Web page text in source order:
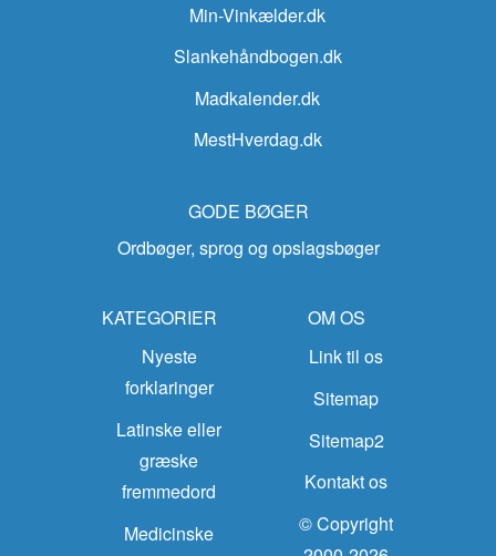
Min-Vinkælder.dk
Slankehåndbogen.dk
Madkalender.dk
MestHverdag.dk
GODE BØGER
Ordbøger, sprog og opslagsbøger
KATEGORIER
Nyeste
forklaringer
Latinske eller
græske
fremmedord
Medicinske
OM OS
Link til os
Sitemap
Sitemap2
Kontakt os
© Copyright